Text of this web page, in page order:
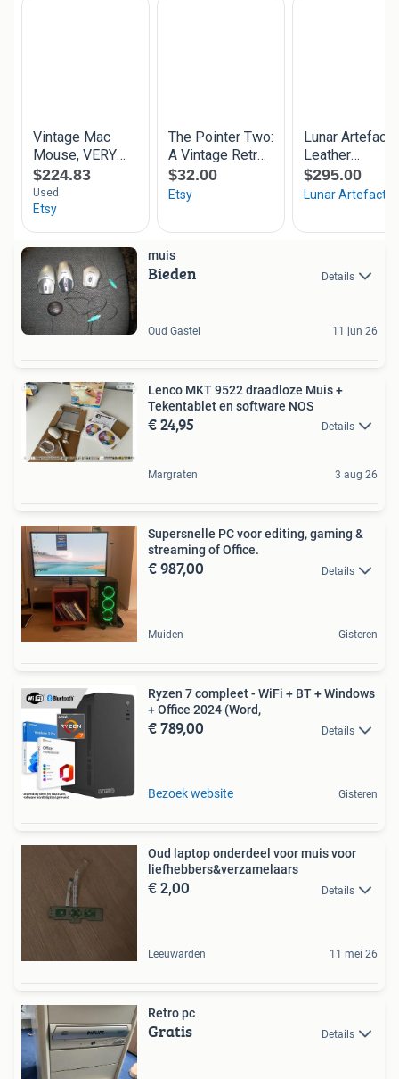
muis
Bieden Details
Oud Gastel 11 jun 26
Lenco MKT 9522 draadloze Muis +
Tekentablet en software NOS
€ 24,95 Details
Margraten 3 aug 26
Supersnelle PC voor editing, gaming &
streaming of Office.
€ 987,00 Details
Muiden Gisteren
Ryzen 7 compleet - WiFi + BT + Windows
+ Office 2024 (Word,
€ 789,00 Details
Bezoek website Gisteren
Oud laptop onderdeel voor muis voor
liefhebbers&verzamelaars
€ 2,00 Details
Leeuwarden 11 mei 26
Retro pc
Gratis Details